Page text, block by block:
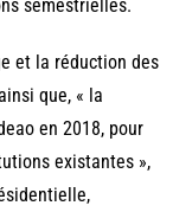
semestrielles.
et la réduction des
que, « la
en 2018, pour
existantes »,